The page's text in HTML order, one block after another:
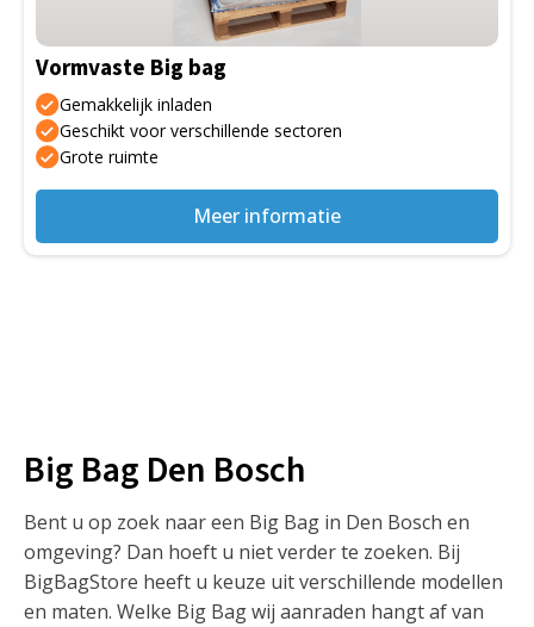
Vormvaste Big bag
Gemakkelijk inladen
Geschikt voor verschillende sectoren
Grote ruimte
Meer informatie
gekozen
worden
op
de
productpagina
Big Bag Den Bosch
Bent u op zoek naar een Big Bag in Den Bosch en
omgeving? Dan hoeft u niet verder te zoeken. Bij
BigBagStore heeft u keuze uit verschillende modellen
en maten. Welke Big Bag wij aanraden hangt af van